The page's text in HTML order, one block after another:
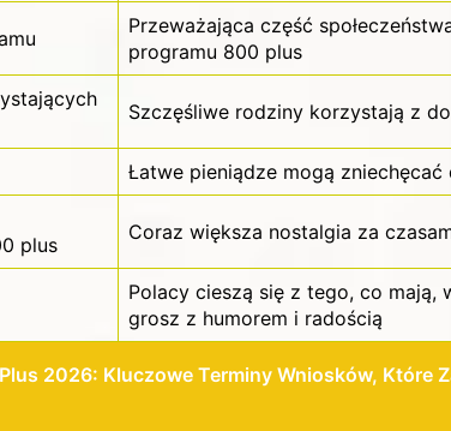
Przeważająca część
programu 800 plus
Szczęśliwe rodziny korzystają z
Łatwe pieniądze mogą zniechęcać
plus
Coraz większa nostalgia za
Polacy cieszą się z tego, co
grosz z humorem i radością
2026: Kluczowe Terminy Wniosków, Które